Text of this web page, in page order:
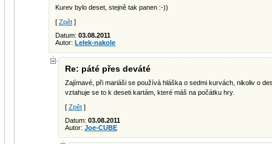
Kurev bylo deset, stejně tak panen :-))
[ Zpět ]
Datum: 03.08.2011
Autor: Lelek-nakole
Re: páté přes deváté
Zajímavé, při mariáši se používá hláška o sedmi kurvách, nikoliv o
vztahuje se to k deseti kartám, které máš na počátku hry.
[ Zpět ]
Datum: 03.08.2011
Autor: Joe-CUBE